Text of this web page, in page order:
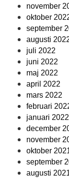
november
oktober
september
augusti
juli 2022
juni 2022
maj 2022
april 2022
mars 2022
februari
januari 2022
december
november
oktober
september
augusti